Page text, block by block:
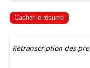
Cacher le résumé
Retranscription des